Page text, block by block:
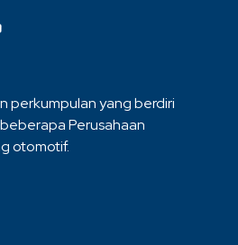
perkumpulan yang berdiri
Perusahaan
otomotif.